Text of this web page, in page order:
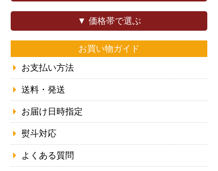
▼ 価格帯で選ぶ
お買い物ガイド
お支払い方法
送料・発送
お届け日時指定
熨斗対応
よくある質問